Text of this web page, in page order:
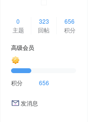
0
主题
323
回帖
656
积分
高级会员
积分 656
发消息